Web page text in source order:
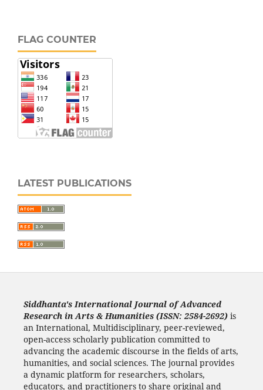
FLAG COUNTER
LATEST PUBLICATIONS
Siddhanta's International Journal of Advanced
Research in Arts & Humanities (ISSN: 2584-2692)is
an International, Multidisciplinary, peer-reviewed,
open-access scholarly publication committed to
advancing the academic discourse in the fields of arts,
humanities, and social sciences. The journal provides
a dynamic platform for researchers, scholars,
educators, and practitioners to share original and